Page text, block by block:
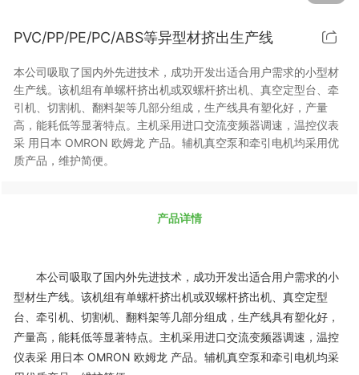
PVC/PP/PE/PC/ABS等异型材挤出生产线
本公司吸取了国内外先进技术，成功开发出适合用户需求的小型材
生产线。该机组有单螺杆挤出机或双螺杆挤出机、真空定型台、牵
引机、切割机、翻料架等几部分组成，生产线具有塑化好，产量
高，能耗低等显著特点。主机采用进口交流变频器调速，温控仪表
采 用日本 OMRON 欧姆龙 产品。辅机真空泵和牵引电机均采用优
质产品，维护简便。
产品详情
本公司吸取了国内外先进技术，成功开发出适合用户需求的小
型材生产线。该机组有单螺杆挤出机或双螺杆挤出机、真空定型
台、牵引机、切割机、翻料架等几部分组成，生产线具有塑化好，
产量高，能耗低等显著特点。主机采用进口交流变频器调速，温控
仪表采 用日本 OMRON 欧姆龙 产品。辅机真空泵和牵引电机均采